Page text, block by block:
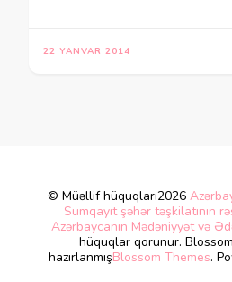
22 YANVAR 2014
© Müəllif hüquqları2026
Sumqayıt şəhər təşkilatının
Azərbaycanın Mədəniyyət və
hüquqlar qorunur.
hazırlanmışBlossom Themes.